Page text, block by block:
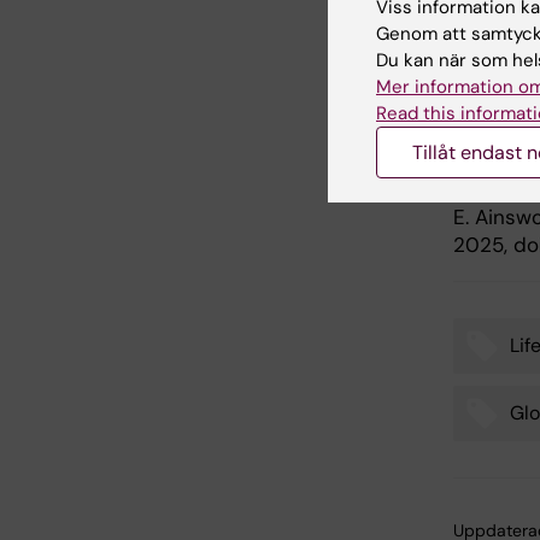
E.
2025,
Viss information
Genom att
Du kan när som
Mer information
Read this
Tillåt endast